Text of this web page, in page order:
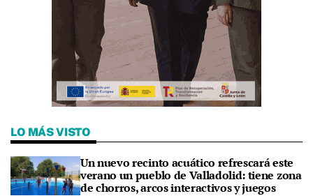
LO MÁS VISTO
Un nuevo recinto acuático refrescará este
verano un pueblo de Valladolid: tiene zona
de chorros, arcos interactivos y juegos